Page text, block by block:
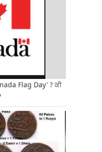
Flag Day' ? ਕੀ